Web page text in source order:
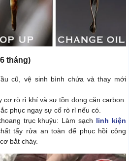
tháng)
cũ, vệ sinh bình chứa và thay mới
cơ rò rỉ khí và sự tồn đọng cặn carbon.
phục ngay sự cố rò rỉ nếu có.
trục khuỷu: Làm sạch linh kiện
tẩy rửa an toàn để phục hồi công
bắt cháy.